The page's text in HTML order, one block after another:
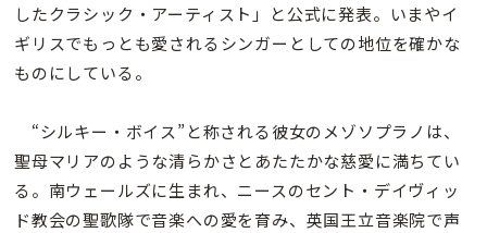
したクラシック・アーティスト」と公式に発表。いまやイ
ギリスでもっとも愛されるシンガーとしての地位を確かな
ものにしている。
“シルキー・ボイス”と称される彼女のメゾソプラノは、
聖母マリアのような清らかさとあたたかな慈愛に満ちてい
る。南ウェールズに生まれ、ニースのセント・デイヴィッ
ド教会の聖歌隊で音楽への愛を育み、英国王立音楽院で声